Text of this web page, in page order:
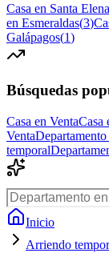
Casa en Santa Elena
en Esmeraldas(3)
Galápagos(1)
Búsquedas
Casa en VentaCasa
Venta
temporal
Inicio
Arriendo